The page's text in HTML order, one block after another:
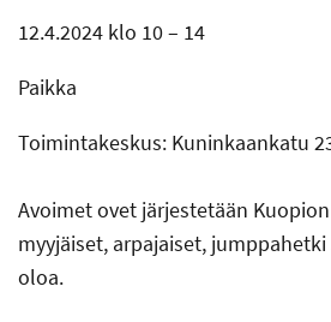
12.4.2024 klo 10 – 14
Paikka
Toimintakeskus: Kuninkaankatu
Avoimet ovet järjestetään
myyjäiset, arpajaiset,
oloa.